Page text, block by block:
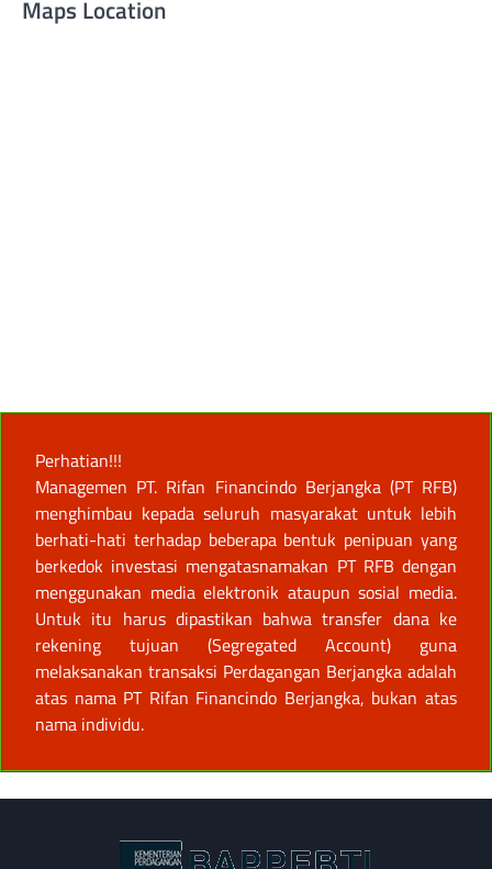
Maps Location
Perhatian!!!
Managemen PT. Rifan Financindo Berjangka (PT RFB)
menghimbau kepada seluruh masyarakat untuk lebih
berhati-hati terhadap beberapa bentuk penipuan yang
berkedok investasi mengatasnamakan PT RFB dengan
menggunakan media elektronik ataupun sosial media.
Untuk itu harus dipastikan bahwa transfer dana ke
rekening tujuan (Segregated Account) guna
melaksanakan transaksi Perdagangan Berjangka adalah
atas nama PT Rifan Financindo Berjangka, bukan atas
nama individu.